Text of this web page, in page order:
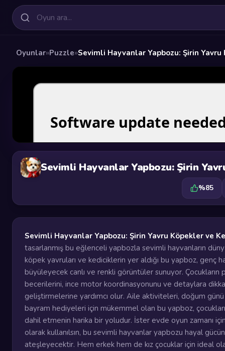
Oyunlar»Puzzle»Sevimli Hayvanlar Yapbozu: Şirin
%85
Sevimli Hayvanlar Yapbozu: Şirin Yavru Köpekler ve
tasarlanmış bu eğlenceli yapbozla sevimli hayvanların
köpek yavruları ve kediciklerin yer aldığı bu yapboz, genç
büyüleyecek canlı ve renkli görüntüler sunuyor. Çocukların
becerilerini, ince motor koordinasyonunu ve detaylara
geliştirmelerine yardımcı olur. Aile aktiviteleri, doğum
bayram hediyeleri için mükemmel olan bu yapboz,
dahil etmenin harika bir yoludur. İster evde oyun zamanı
olarak kullanılsın, bu sevimli hayvanlar yapbozu hayal
ateşleyecektir. Hem erkek hem de kız çocuklar için ideal